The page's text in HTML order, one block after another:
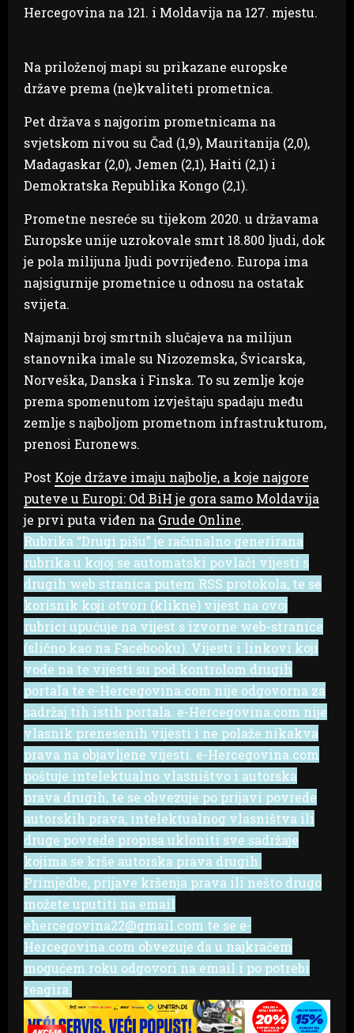
Hercegovina na 121. i Moldavija na 127. mjestu.
Na priloženoj mapi su prikazane europske
države prema (ne)kvaliteti prometnica.
Pet država s najgorim prometnicama na
svjetskom nivou su Čad (1,9), Mauritanija (2,0),
Madagaskar (2,0), Jemen (2,1), Haiti (2,1) i
Demokratska Republika Kongo (2,1).
Prometne nesreće su tijekom 2020. u državama
Europske unije uzrokovale smrt 18.800 ljudi, dok
je pola milijuna ljudi povrijeđeno. Europa ima
najsigurnije prometnice u odnosu na ostatak
svijeta.
Najmanji broj smrtnih slučajeva na milijun
stanovnika imale su Nizozemska, Švicarska,
Norveška, Danska i Finska. To su zemlje koje
prema spomenutom izvještaju spadaju među
zemlje s najboljom prometnom infrastrukturom,
prenosi Euronews.
Post Koje države imaju najbolje, a koje najgore
puteve u Europi: Od BiH je gora samo Moldavija
je prvi puta viđen na Grude Online.
Rubrika “Drugi pišu” je računalno generirana
rubrika u kojoj se automatski povlači vijesti s
drugih web stranica putem RSS protokola, te se
korisnik koji otvori (klikne) vijest na ovoj
rubrici upućuje na vijest s izvorne web-stranice
(slično kao na Facebooku). Vijesti i linkovi koji
vode na te vijesti su pod kontrolom drugih
portala te e-Hercegovina.com nije odgovorna za
sadržaj tih istih portala. e-Hercegovina.com nije
vlasnik prenesenih vijesti i ne polaže nikakva
prava na objavljene vijesti. e-Hercegovina.com
poštuje intelektualno vlasništvo i autorska
prava drugih, te se obvezuje po prijavi povrede
autorskih prava, intelektualnog vlasništva ili
druge povrede propisa ukloniti sve sadržaje
kojima se krše autorska prava drugih.
Primjedbe, prijave kršenja prava ili nešto drugo
možete uputiti na email
ehercegovina22@gmail.com te se e-
Hercegovina.com obvezuje da u najkraćem
mogućem roku odgovori na email i po potrebi
reagira.